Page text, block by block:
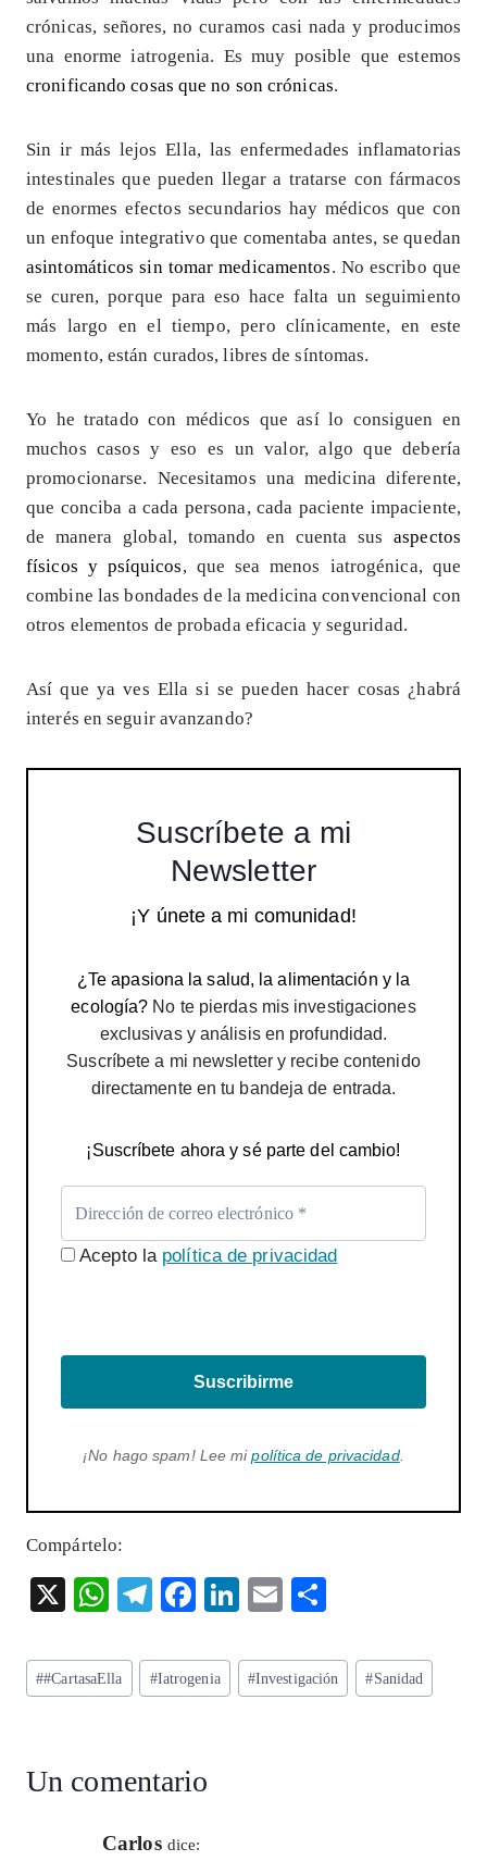
crónicas, señores, no curamos casi nada y producimos
una enorme iatrogenia. Es muy posible que estemos
cronificando cosas que no son crónicas.
Sin ir más lejos Ella, las enfermedades inflamatorias
intestinales que pueden llegar a tratarse con fármacos
de enormes efectos secundarios hay médicos que con
un enfoque integrativo que comentaba antes, se quedan
asintomáticos sin tomar medicamentos. No escribo que
se curen, porque para eso hace falta un seguimiento
más largo en el tiempo, pero clínicamente, en este
momento, están curados, libres de síntomas.
Yo he tratado con médicos que así lo consiguen en
muchos casos y eso es un valor, algo que debería
promocionarse. Necesitamos una medicina diferente,
que conciba a cada persona, cada paciente impaciente,
de manera global, tomando en cuenta susaspectos
físicos y psíquicos, que sea menos iatrogénica, que
combine las bondades de la medicina convencional con
otros elementos de probada eficacia y seguridad.
Así que ya ves Ella si se pueden hacer cosas ¿habrá
interés en seguir avanzando?
Suscríbete a mi
Newsletter
¡Y únete a mi comunidad!
¿Te apasiona la salud, la alimentación y la
ecología? No te pierdas mis investigaciones
exclusivas y análisis en profundidad.
Suscríbete a mi newsletter y recibe contenido
directamente en tu bandeja de entrada.
¡Suscríbete ahora y sé parte del cambio!
Acepto la política de privacidad
Suscribirme
¡No hago spam! Lee mipolítica de privacidad.
Compártelo:
X
W
ts
A
p
T
eg
ra
F
eb
o
k
Li
ke
dI
E
ai
l
re
Etiquetas
de
##CartasaElla #Iatrogenia #Investigación #Sanidad
Un comentario
Carlos dice: